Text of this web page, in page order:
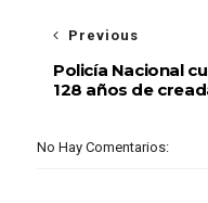
Previous
Policía Nacional
128 años de
No Hay Comentarios: